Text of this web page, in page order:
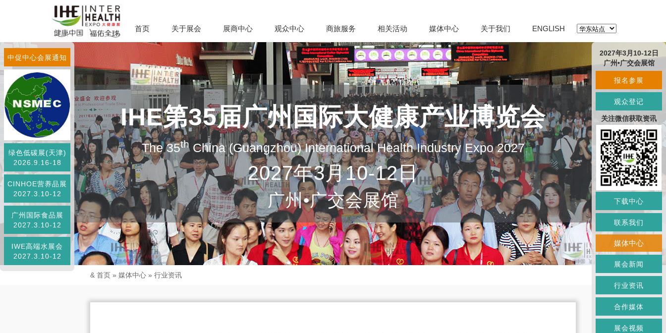
首页 关于展会 展商中心 观众中心 商旅服务 相关活动 媒体中心 关于我们 ENGLISH
IHE第35届广州国际大健康产业博览会
The 35thChina (Guangzhou) International Health Industry Expo 2027
2027年3月10-12日
广州•广交会展馆
中促中心会展通知
绿色低碳展(天津)
2026.9.16-18
CINHOE营养品展
2027.3.10-12
广州国际食品展
2027.3.10-12
IWE高端水展会
2027.3.10-12
& 首页 » 媒体中心 » 行业资讯
2027年3月10-12日
广州•广交会展馆
报名参展
观众登记
关注微信获取资讯
下载中心
联系我们
媒体中心
展会新闻
行业资讯
合作媒体
展会视频